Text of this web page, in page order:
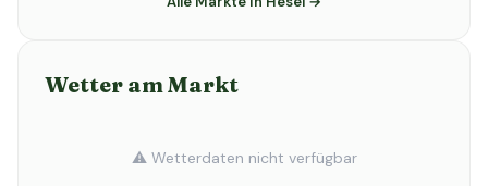
Wetter am Markt
⚠️ Wetterdaten nicht verfügbar